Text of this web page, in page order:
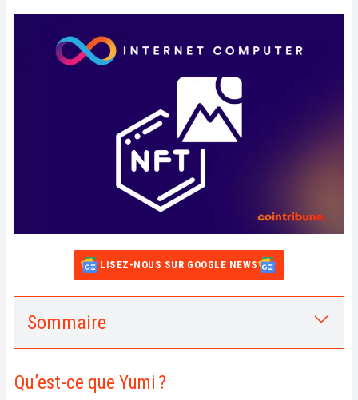
LISEZ-NOUS SUR GOOGLE NEWS
Sommaire
1. Qu’est-ce que Yumi ?
a. Inscription et création de compte
Qu’est-ce que Yumi ?